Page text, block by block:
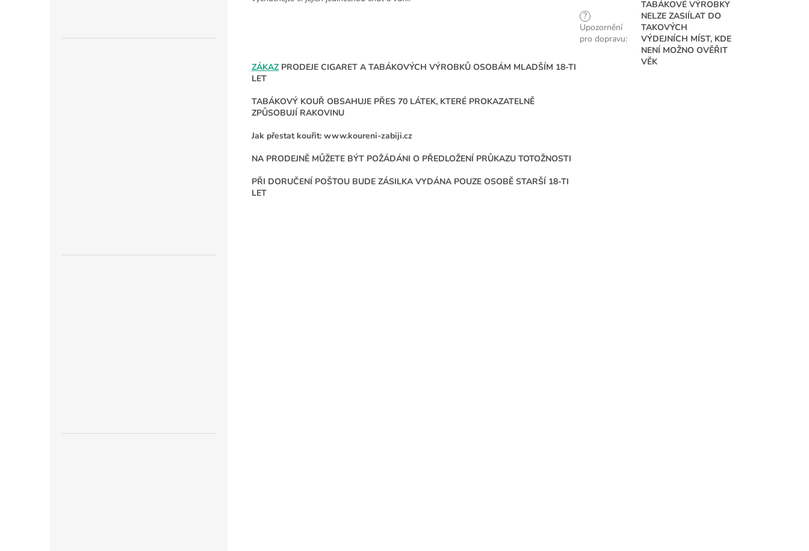
ZÁKAZPRODEJE CIGARET A TABÁKOVÝCH VÝROBKŮ OSOBÁM MLADŠÍM 18-TI
LET
TABÁKOVÝ KOUŘ OBSAHUJE PŘES 70 LÁTEK, KTERÉ PROKAZATELNĚ
ZPŮSOBUJÍ RAKOVINU
Jak přestat kouřit: www.koureni-zabiji.cz
NA PRODEJNĚ MŮŽETE BÝT POŽÁDÁNI O PŘEDLOŽENÍ PRŮKAZU TOTOŽNOSTI
PŘI DORUČENÍ POŠTOU BUDE ZÁSILKA VYDÁNA POUZE OSOBĚ STARŠÍ 18-TI
LET
?
Upozornění
pro dopravu:
TABÁKOVÉ VÝROBKY
NELZE ZASIÍLAT DO
TAKOVÝCH
VÝDEJNÍCH MÍST, KDE
NENÍ MOŽNO OVĚŘIT
VĚK